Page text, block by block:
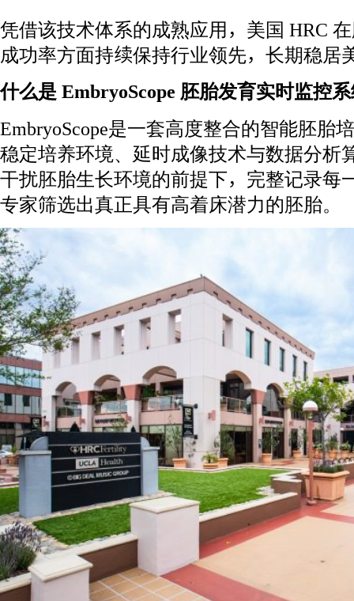
凭借该技术体系的成熟应用，美国 HRC
成功率方面持续保持行业领先，长期稳居
什么是 EmbryoScope 胚胎发育实时监控
EmbryoScope是一套高度整合的智能胚胎
稳定培养环境、延时成像技术与数据分析
干扰胚胎生长环境的前提下，完整记录每
专家筛选出真正具有高着床潜力的胚胎。